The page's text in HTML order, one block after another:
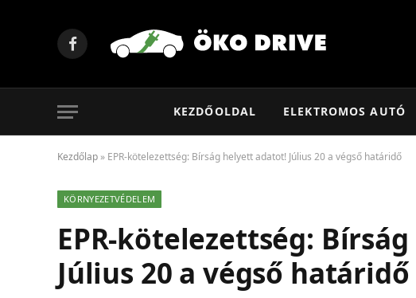
Facebook
KEZDŐOLDAL ELEKTROMOS AUTÓ
Kezdőlap » EPR-kötelezettség: Bírság helyett adatot! Július 20 a végső határidő
KÖRNYEZETVÉDELEM
EPR-kötelezettség:
Július 20 a végső határidő